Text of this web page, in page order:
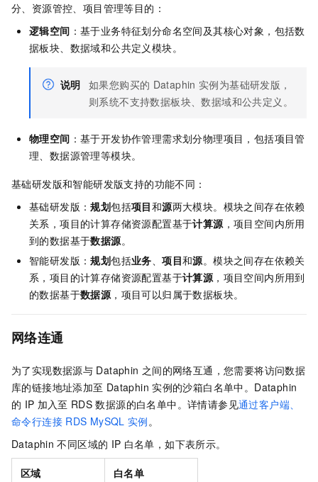
分、资源管控、项目管理等目的：
逻辑空间 ：基于业务特征划分命名空间及其核心对象，包括数
据板块、数据域和公共定义模块。
说明 如果您购买的 Dataphin 实例为基础研发版，
则系统不支持数据板块、数据域和公共定义。
物理空间 ：基于开发协作管理需求划分物理项目，包括项目管
理、数据源管理等模块。
基础研发版和智能研发版支持的功能不同：
基础研发版：规划包括项目和源两大模块。模块之间存在依赖
关系，项目的计算存储资源配置基于计算源，项目空间内所用
到的数据基于数据源。
智能研发版：规划包括业务、项目和源。模块之间存在依赖关
系，项目的计算存储资源配置基于计算源，项目空间内所用到
的数据基于数据源，项目可以归属于数据板块。
网络连通
为了实现数据源与 Dataphin 之间的网络互通，您需要将访问数据
库的链接地址添加至 Dataphin 实例的沙箱白名单中。Dataphin
的 IP 加入至 RDS 数据源的白名单中。详情请参见通过客户端、
命令行连接 RDS MySQL 实例。
Dataphin 不同区域的 IP 白名单，如下表所示。
区域 白名单